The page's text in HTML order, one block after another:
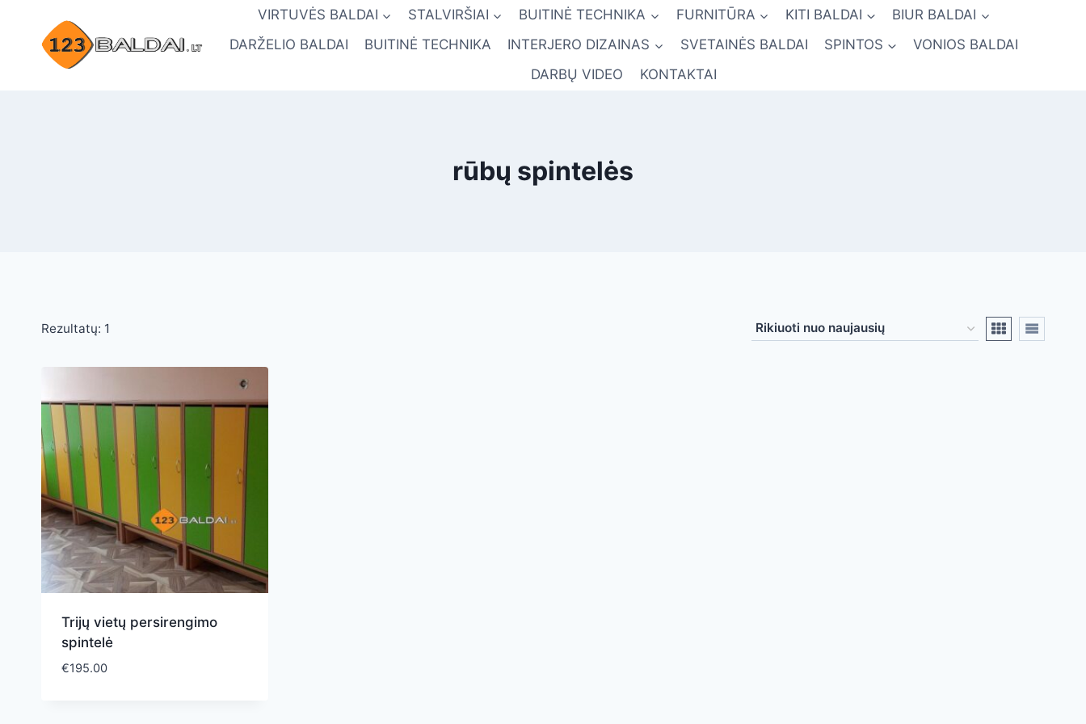
content
VIRTUVĖS BALDAI STALVIRŠIAI BUITINĖ TECHNIKA FURNITŪRA KITI BALDAI
BIUR BALDAI
DARŽELIO BALDAI
BUITINĖ TECHNIKA INTERJERO DIZAINAS SVETAINĖS BALDAI SPINTOS
VONIOS BALDAI
DARBŲ VIDEO
KONTAKTAI
rūbų spintelės
Rezultatų: 1
Trijų vietų persirengimo
spintelė
€195.00